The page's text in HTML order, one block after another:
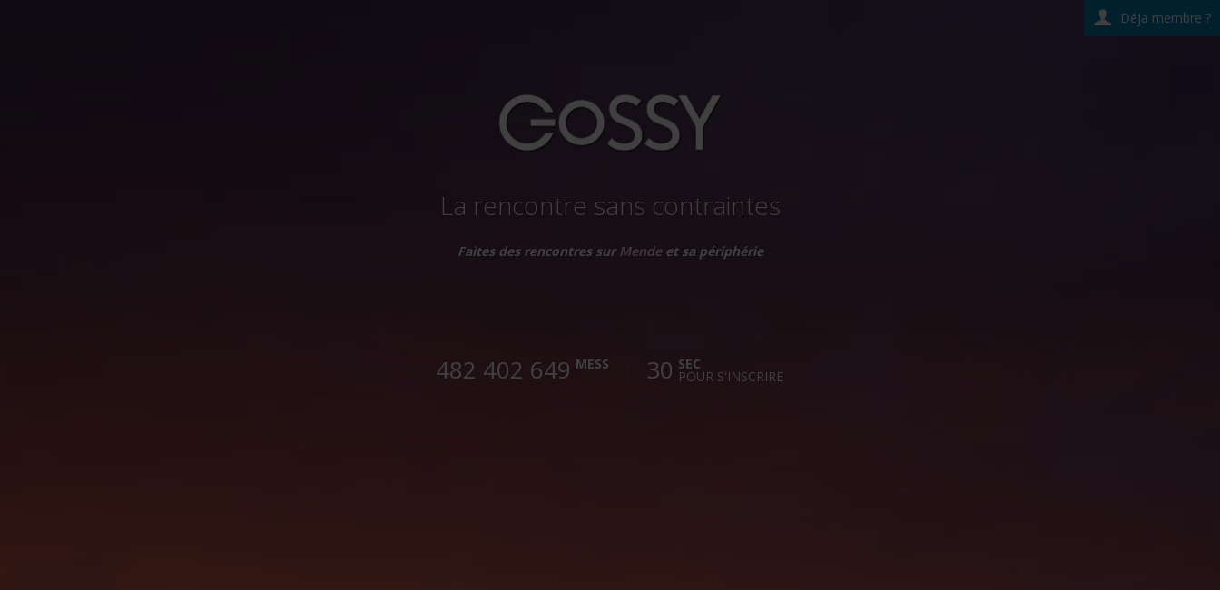
Déja membre ?
La rencontre sans contraintes
Faites des rencontres surMendeet sa périphérie
482 402 652 MESS 30 SEC
POUR S'INSCRIRE